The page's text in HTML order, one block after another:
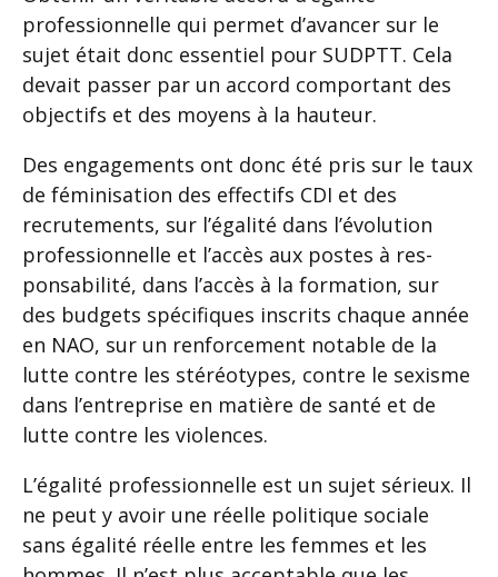
professionnelle qui permet d’avancer sur le
sujet était donc essentiel pour SUDPTT. Cela
devait passer par un accord comportant des
objectifs et des moyens à la hauteur.
Des engagements ont donc été pris sur le taux
de féminisation des effectifs CDI et des
recrutements, sur l’égalité dans l’évolution
professionnelle et l’accès aux postes à res-
ponsabilité, dans l’accès à la formation, sur
des budgets spécifiques inscrits chaque année
en NAO, sur un renforcement notable de la
lutte contre les stéréotypes, contre le sexisme
dans l’entreprise en matière de santé et de
lutte contre les violences.
L’égalité professionnelle est un sujet sérieux. Il
ne peut y avoir une réelle politique sociale
sans égalité réelle entre les femmes et les